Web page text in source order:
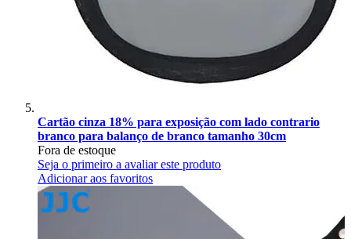
Cartão cinza 18% para exposição com lado contrario
branco para balanço de branco tamanho 30cm
Fora de estoque
Seja o primeiro a avaliar este produto
Adicionar aos favoritos